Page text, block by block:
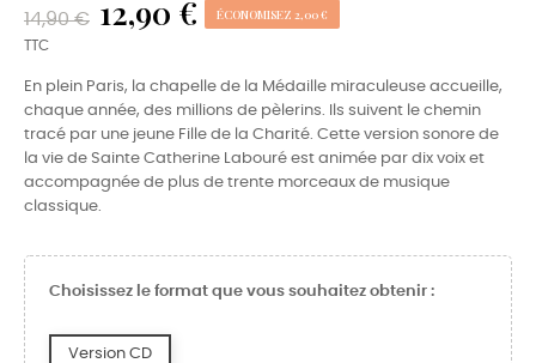
14,90 € 12,90 € ÉCONOMISEZ 2,00 €
TTC
En plein Paris, la chapelle de la Médaille miraculeuse accueille,
chaque année, des millions de pèlerins. Ils suivent le chemin
tracé par une jeune Fille de la Charité. Cette version sonore de
la vie de Sainte Catherine Labouré est animée par dix voix et
accompagnée de plus de trente morceaux de musique
classique.
Choisissez le format que vous souhaitez obtenir :
Version CD